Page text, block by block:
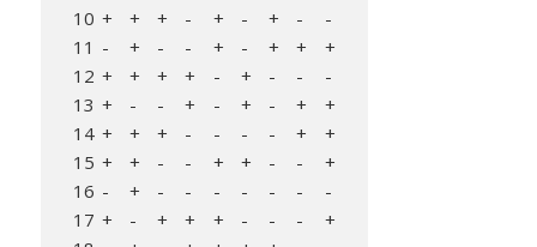
10 + + + - + - + -
-
11 - + - - + - + +
+
12 + + + + - + - -
-
13 + - - + - + - +
+
14 + + + - - - - +
+
15 + + - - + + - -
+
16 - + - - - - - -
-
17 + - + + + - - -
+